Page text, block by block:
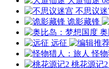
不思议迷
诡影藏锋
远征
怪
桃花源记2